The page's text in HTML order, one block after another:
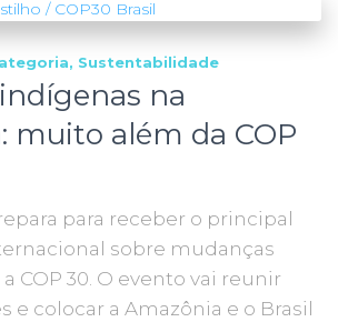
Sustentabilidade
na
muito além da COP
para receber o principal
sobre mudanças
COP 30. O evento vai reunir
e colocar a Amazônia e o Brasil